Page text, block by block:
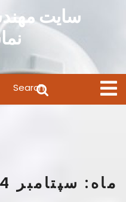
سایت
Open
Menu
for:
ماه: سپتامبر 2024